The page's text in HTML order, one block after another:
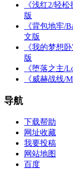
《浅红2/轻
版
《背包地牢/
文版
《我的梦想
版
《堕落之主/
《威赫战线/
导航
下载帮助
网址收藏
我要投稿
网站地图
百度